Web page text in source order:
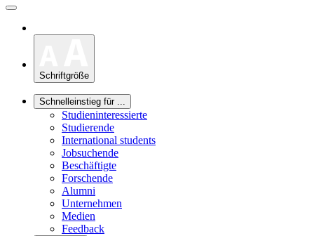
Schriftgröße
Schnelleinstieg für ...
Studieninteressierte
Studierende
International students
Jobsuchende
Beschäftigte
Forschende
Alumni
Unternehmen
Medien
Feedback